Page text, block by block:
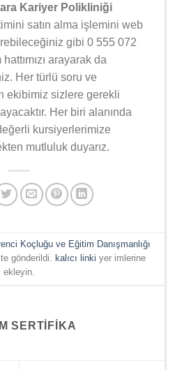
Kariyer Polikliniği
satın alma işlemini web
gibi 0 555 072
arayarak da
Her türlü soru ve
ekibimiz sizlere gerekli
Her biri alanında
kursiyerlerimize
mutluluk duyarız.
Koçluğu ve Eğitim Danışmanlığı
te gönderildi. kalıcı linki yer imlerine
ekleyin.
SERTIFIKA